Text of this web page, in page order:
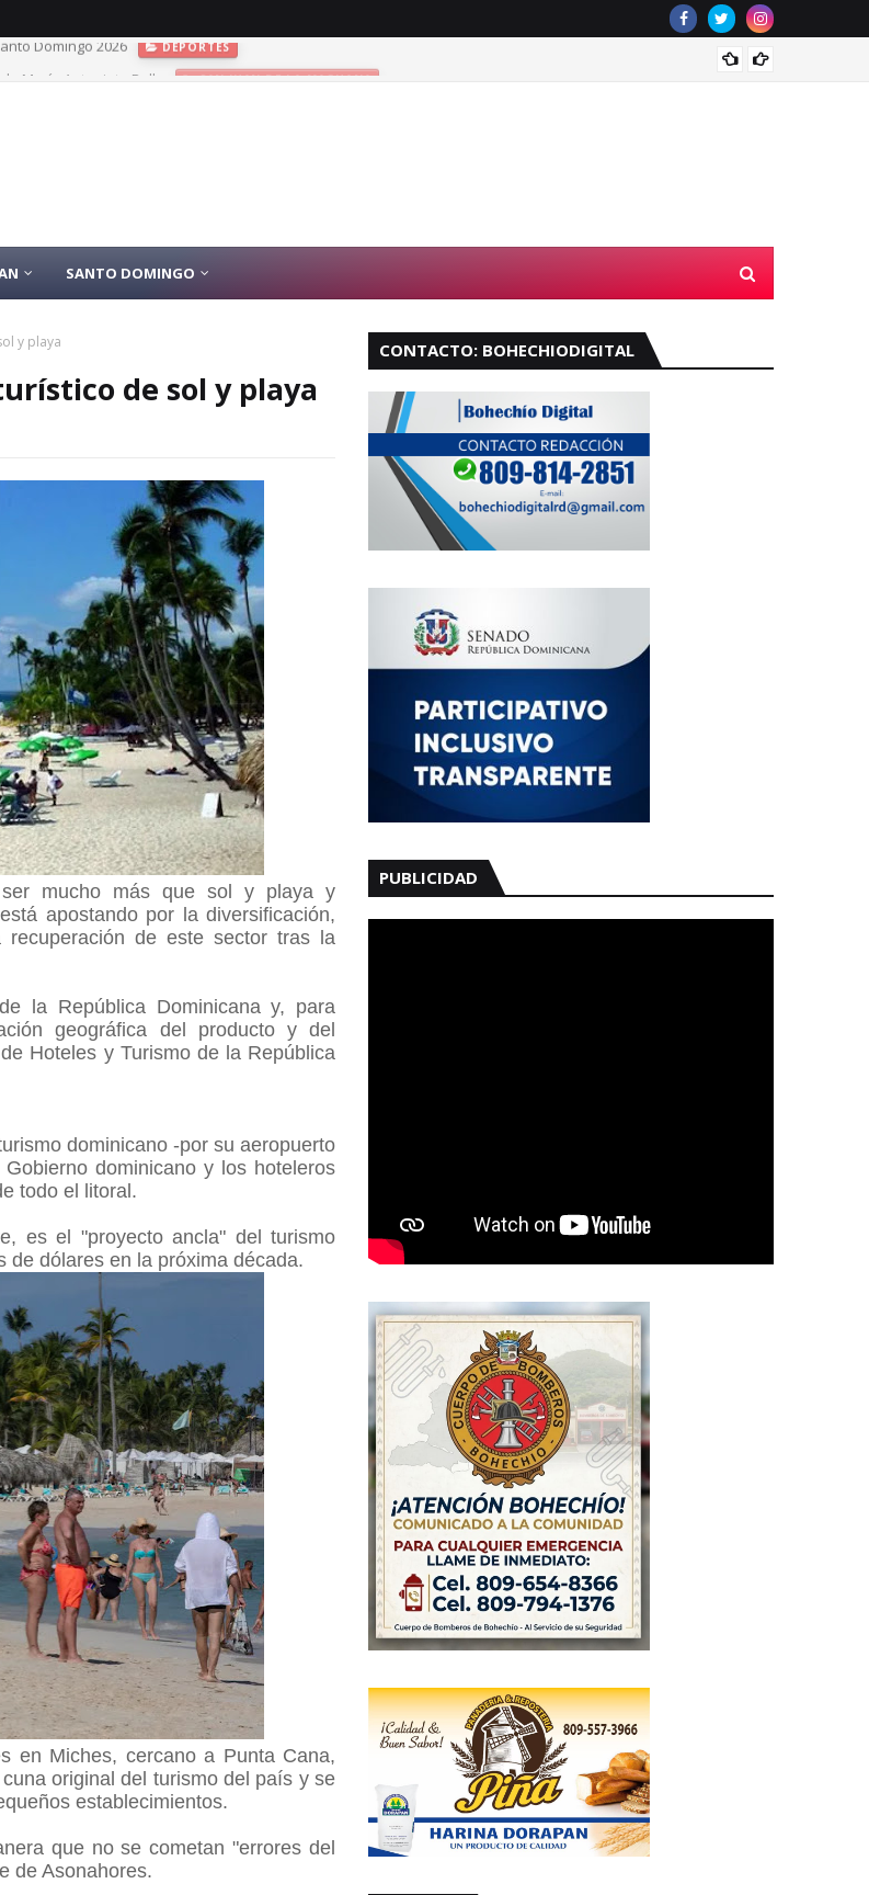
María Antonieta Bello SAN JUAN DE LA MAGUANA
SANTO DOMINGO
y playa
de sol y playa
ser mucho más que sol y playa y
apostando por la diversificación,
de este sector tras la
la República Dominicana y, para
geográfica del producto y del
Hoteles y Turismo de la República
dominicano -por su aeropuerto
dominicano y los hoteleros
todo el litoral.
es el "proyecto ancla" del turismo
de dólares en la próxima década.
en Miches, cercano a Punta Cana,
original del turismo del país y se
establecimientos.
que no se cometan "errores del
de Asonahores.
CONTACTO: BOHECHIODIGITAL
PUBLICIDAD